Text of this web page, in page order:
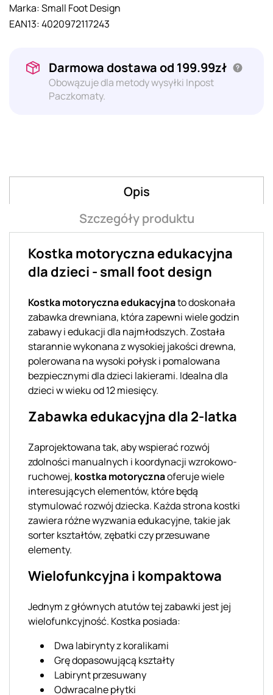
Marka:Small Foot Design
EAN13:4020972117243
Darmowa dostawa od 199.99zł
Obowązuje dla metody wysyłki Inpost
Paczkomaty.
Opis
Szczegóły produktu
Kostka motoryczna edukacyjna
dla dzieci - small foot design
Kostka motoryczna edukacyjnato doskonała
zabawka drewniana, która zapewni wiele godzin
zabawy i edukacji dla najmłodszych. Została
starannie wykonana z wysokiej jakości drewna,
polerowana na wysoki połysk i pomalowana
bezpiecznymi dla dzieci lakierami. Idealna dla
dzieci w wieku od 12 miesięcy.
Zabawka edukacyjna dla 2-latka
Zaprojektowana tak, aby wspierać rozwój
zdolności manualnych i koordynacji wzrokowo-
ruchowej, kostka motorycznaoferuje wiele
interesujących elementów, które będą
stymulować rozwój dziecka. Każda strona kostki
zawiera różne wyzwania edukacyjne, takie jak
sorter kształtów, zębatki czy przesuwane
elementy.
Wielofunkcyjna i kompaktowa
Jednym z głównych atutów tej zabawki jest jej
wielofunkcyjność. Kostka posiada:
Dwa labirynty z koralikami
Grę dopasowującą kształty
Labirynt przesuwany
Odwracalne płytki